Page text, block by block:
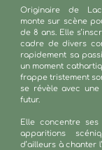
Originaire de
monte sur scène
de 8 ans. Elle
cadre de divers
rapidement sa
un moment
frappe tristement
se révèle avec
futur.
Elle concentre
apparitions
d’ailleurs à chanter